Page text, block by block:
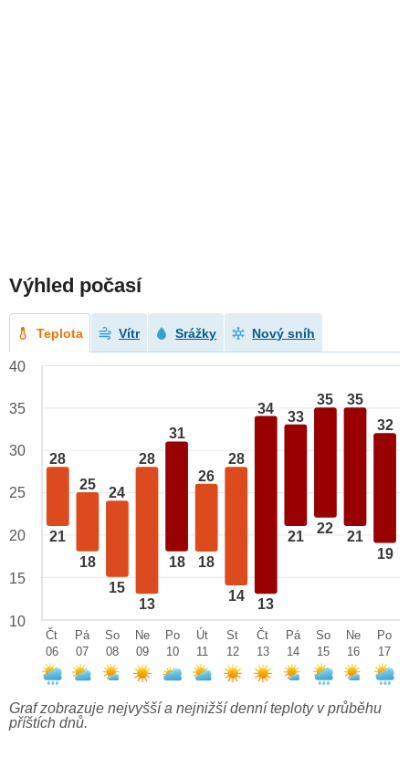
Výhled počasí
Teplota Vítr Srážky Nový sníh
28
21
25
18
24
15
28
13
31
18
26
18
28
14
34
13
33
21
35
22
35
21
32
19
40
35
30
25
20
15
10
Čt
06
Pá
07
So
08
Ne
09
Po
10
Út
11
St
12
Čt
13
Pá
14
So
15
Ne
16
Po
17
Graf zobrazuje nejvyšší a nejnižší denní teploty v průběhu
příštích dnů.